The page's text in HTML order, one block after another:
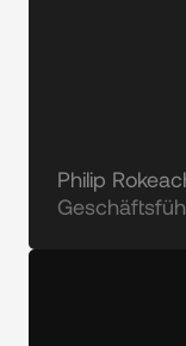
Philip